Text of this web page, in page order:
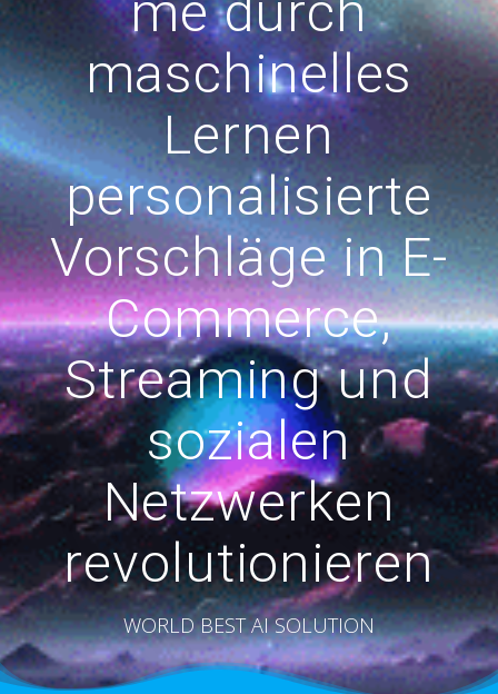
maschinelles
Lernen
personalisierte
Vorschläge in E-
Commerce,
Streaming und
sozialen
Netzwerken
revolutionieren
WORLD BEST AI SOLUTION